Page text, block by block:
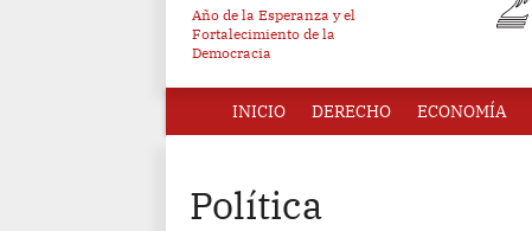
Año de la Esperanza y el
Fortalecimiento de la
Democracia
INICIO DERECHO ECONOMÍA
Política